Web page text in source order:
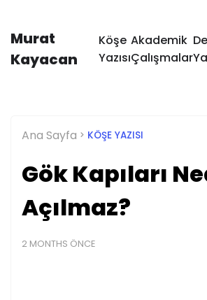
Murat
Kayacan
Köşe
Yazısı
Akademik
Çalışmalar
Ana Sayfa KÖŞE YAZISI
Gök Kapıları
Açılmaz?
2 MONTHS ÖNCE